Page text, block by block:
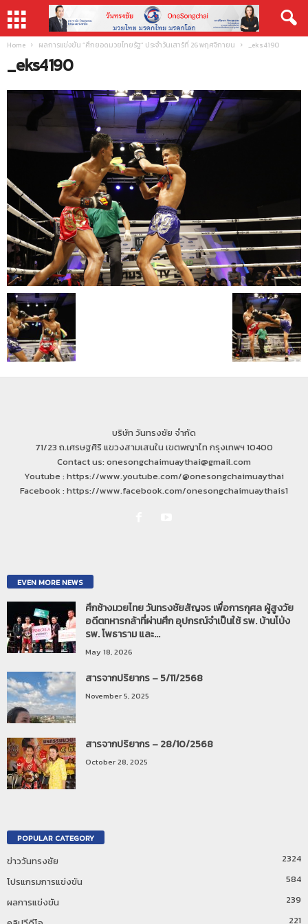
Home ผลการแข่งขัน “ศึกยอดมวยไทยรัฐ” ประจำวันเสาร์ที่ 26 พฤศจิกายน _eks4190
_eks4190
บริษัท วันทรงชัย จำกัด
71/23 ถ.เศรษฐศิริ แขวงสามเสนใน เขตพญาไท กรุงเทพฯ 10400
Contact us: onesongchaimuaythai@gmail.com
Youtube : https://www.youtube.com/@onesongchaimuaythai
Facebook : https://www.facebook.com/onesongchaimuaythais1
EVEN MORE NEWS
ศึกช้างมวยไทย วันทรงชัยสัญจร เพื่อการกุศล ผู้สูงวัย
อดีตทหารกล้าที่ผ่านศึก อุปกรณ์จำเป็นใช้ รพ. บ้านโป่ง
รพ. โพธาราม และ...
May 18, 2026
สารจากปริยากร – 5/11/2568
November 5, 2025
สารจากปริยากร – 28/10/2568
October 28, 2025
POPULAR CATEGORY
ข่าววันทรงชัย
2324
โปรแกรมการแข่งขัน
584
ผลการแข่งขัน
239
221